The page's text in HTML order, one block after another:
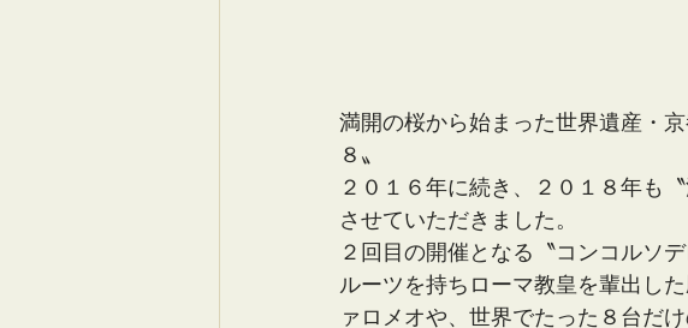
満開の桜から始まった世界遺産・
８〟
２０１６年に続き、２０１８年も
させていただきました。
２回目の開催となる〝コンコルソ
ルーツを持ちローマ教皇を輩出し
ァロメオや、世界でたった８台だ